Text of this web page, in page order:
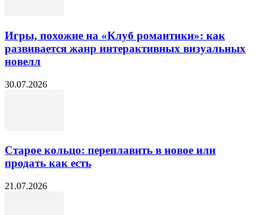
Игры, похожие на «Клуб романтики»: как
развивается жанр интерактивных визуальных
новелл
30.07.2026
Старое кольцо: переплавить в новое или
продать как есть
21.07.2026